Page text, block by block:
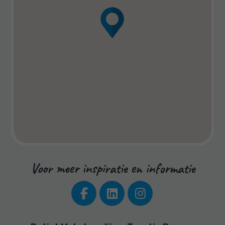
Voor meer inspiratie en informatie